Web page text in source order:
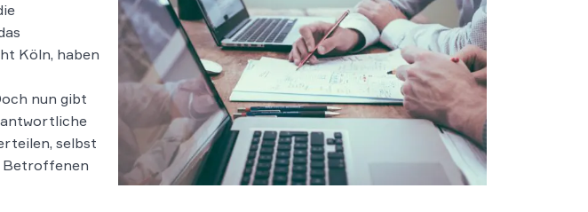
Köln, haben
nun gibt
selbst
Betroffenen